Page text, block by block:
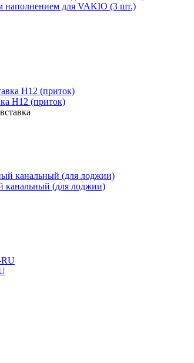
наполнением для VAKIO (3 шт.)
Н12 (приток)
канальный (для лоджии)